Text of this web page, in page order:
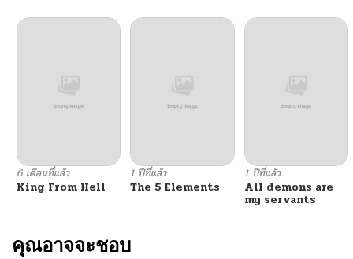
6 เดือนที่แล้ว
King From Hell
1 ปีที่แล้ว
The 5 Elements
1 ปีที่แล้ว
All demons are
my servants
คุณอาจจะชอบ